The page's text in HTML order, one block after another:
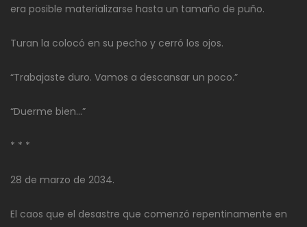
era posible materializarse hasta un tamaño de puño.
Turan la colocó en su pecho y cerró los ojos.
“Trabajaste duro. Vamos a descansar un poco.”
“Duerme bien…”
* * *
28 de marzo de 2034.
El caos que el desastre que comenzó repentinamente en